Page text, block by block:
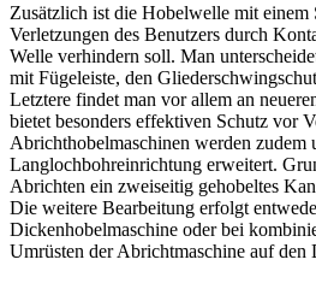
Zusätzlich ist die Hobelwelle mit einem
Verletzungen des Benutzers durch
Welle verhindern soll. Man
mit Fügeleiste, den
Letztere findet man vor allem an
bietet besonders effektiven Schutz vor
Abrichthobelmaschinen werden zudem
Langlochbohreinrichtung erweitert.
Abrichten ein zweiseitig gehobeltes
Die weitere Bearbeitung erfolgt
Dickenhobelmaschine oder bei
Umrüsten der Abrichtmaschine auf den